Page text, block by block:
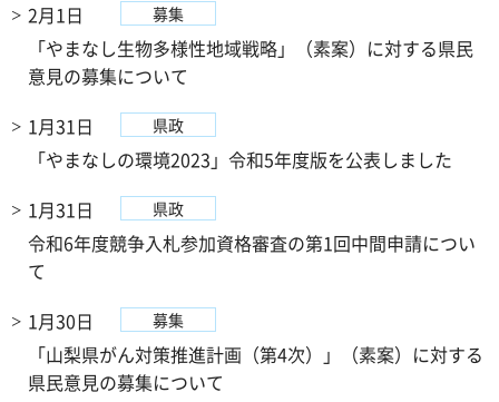
2月1日
募集
「やまなし生物多様性地域戦略」（素案）に対する県民
意見の募集について
1月31日
県政
「やまなしの環境2023」令和5年度版を公表しました
1月31日
県政
令和6年度競争入札参加資格審査の第1回中間申請につい
て
1月30日
募集
「山梨県がん対策推進計画（第4次）」（素案）に対する
県民意見の募集について